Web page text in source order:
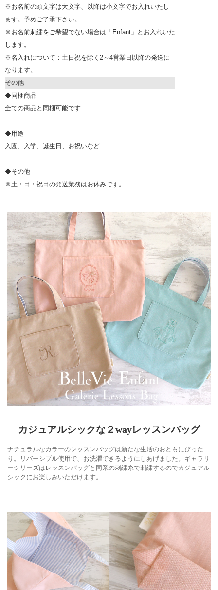
※お名前の頭文字は大文字、以降は小文字でお入れいたし
ます。予めご了承下さい。
※お名前刺繍をご希望でない場合は「Enfant」とお入れいた
します。
※名入れについて：土日祝を除く2～4営業日以降の発送に
なります。
その他
◆同梱商品
全ての商品と同梱可能です
◆用途
入園、入学、誕生日、お祝いなど
◆その他
※土・日・祝日の発送業務はお休みです。
カジュアルシックな２wayレッスンバッグ
ナチュラルなカラーのレッスンバッグは新たな生活のおともにぴった
り。リバーシブル使用で、お洗濯できるようにしあげました。ギャラリ
ーシリーズはレッスンバッグと同系の刺繍糸で刺繍するのでカジュアル
シックにお楽しみいただけます。